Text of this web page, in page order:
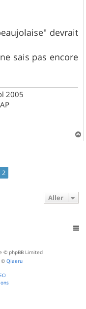
devrait
sais pas encore
2005
a
2
Aller
© phpBB Limited
© Qiaeru